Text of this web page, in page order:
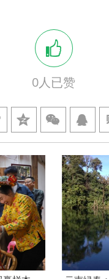
0人已赞